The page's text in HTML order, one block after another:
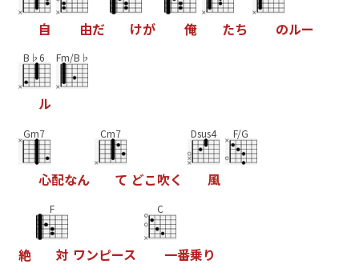
自 由だ けが 俺 たち のルー
B♭6
ル
Fm/B♭
Gm7
心配なん
Cm7
て どこ吹く
Dsus4
風
F/G
絶
F
対 ワンピース
C
一番乗り